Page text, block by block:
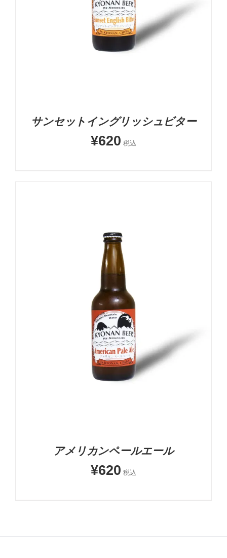
詳細
サンセットイングリッシュビター
¥620 税込
お買い物カゴに追加
詳細
アメリカンペールエール
¥620 税込